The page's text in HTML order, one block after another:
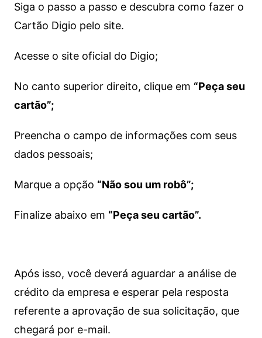
Siga o passo a passo e descubra como fazer o
Cartão Digio pelo site.
Acesse o site oficial do Digio;
No canto superior direito, clique em “Peça seu
cartão”;
Preencha o campo de informações com seus
dados pessoais;
Marque a opção “Não sou um robô”;
Finalize abaixo em “Peça seu cartão”.
Após isso, você deverá aguardar a análise de
crédito da empresa e esperar pela resposta
referente a aprovação de sua solicitação, que
chegará por e-mail.